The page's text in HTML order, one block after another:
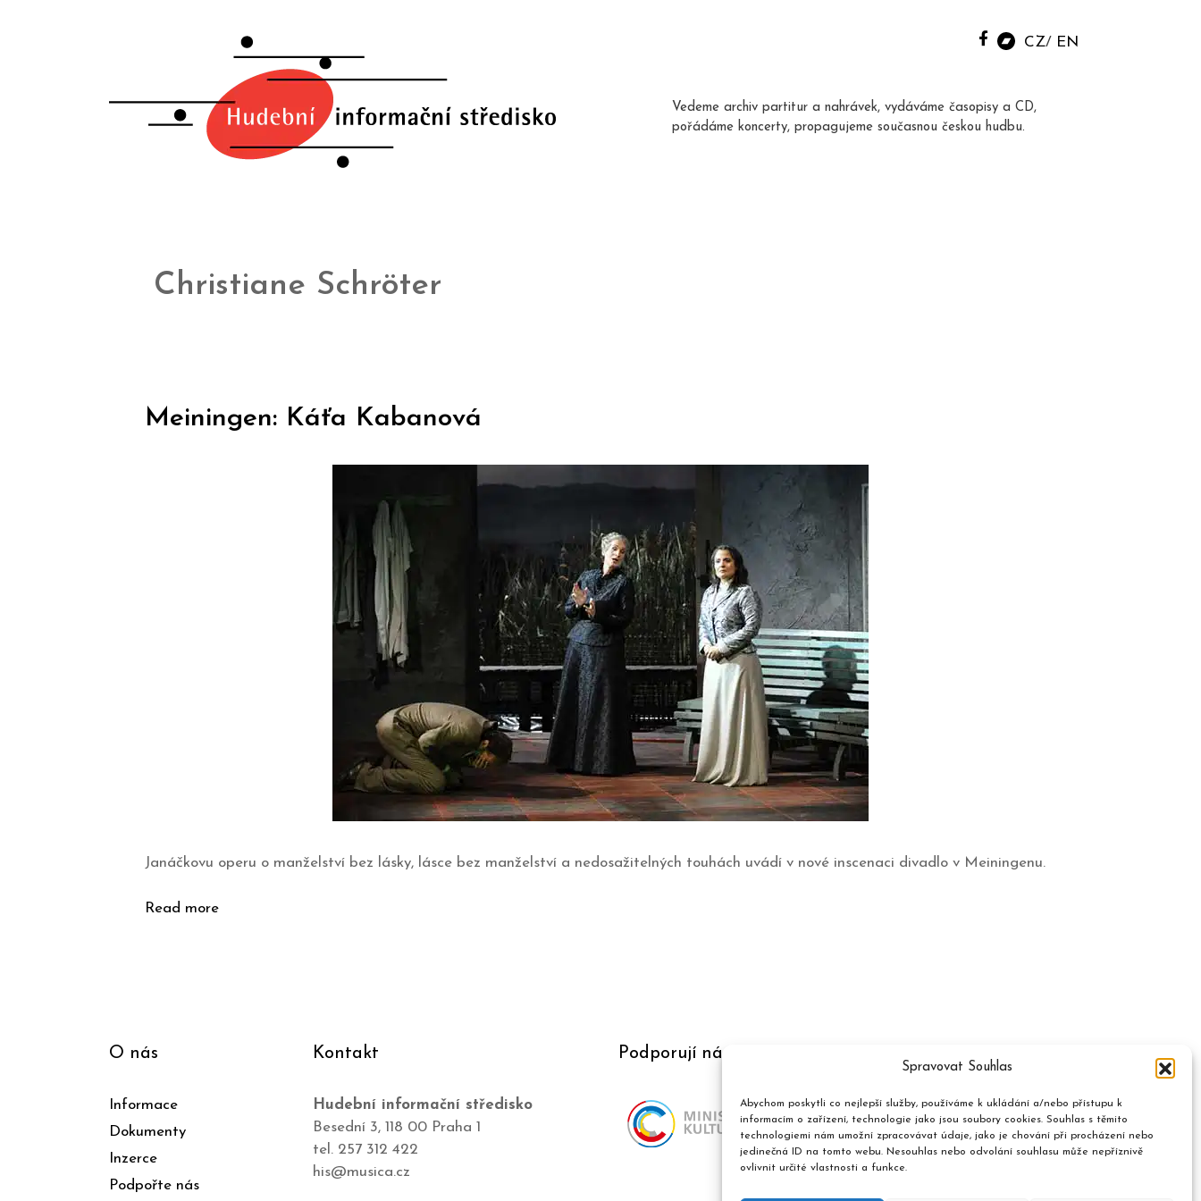
Spravovat Souhlas
Abychom poskytli co nejlepší služby, používáme k ukládání a/nebo přístupu k
informacím o zařízení, technologie jako jsou soubory cookies. Souhlas s těmito
technologiemi nám umožní zpracovávat údaje, jako je chování při procházení nebo
jedinečná ID na tomto webu. Nesouhlas nebo odvolání souhlasu může nepříznivě
ovlivnit určité vlastnosti a funkce.
CZ EN
Vedeme archiv partitur a nahrávek, vydáváme časopisy a CD,
pořádáme koncerty, propagujeme současnou českou hudbu.
Christiane Schröter
Meiningen: Káťa Kabanová
Janáčkovu operu o manželství bez lásky, lásce bez manželství a nedosažitelných touhách uvádí v nové inscenaci divadlo v Meiningenu.
Read more
O nás
Informace
Dokumenty
Inzerce
Podpořte nás
Kontakt
Hudební informační středisko
Besední 3, 118 00 Praha 1
tel. 257 312 422
his@musica.cz
Podporují nás